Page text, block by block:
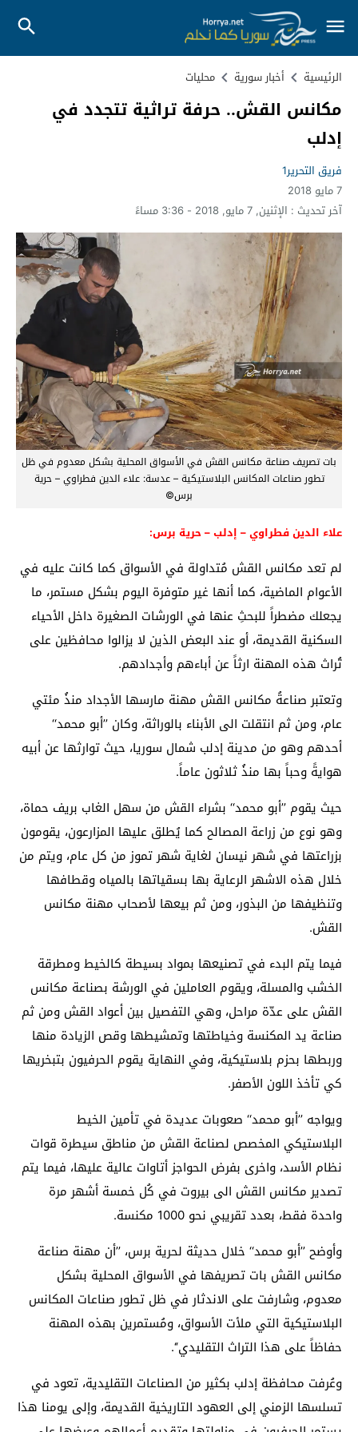
الرئيسية أخبار سورية محليات
مكانس القش.. حرفة تراثية تتجدد في
إدلب
فريق التحرير1
7 مايو 2018
آخر تحديث : الإثنين, 7 مايو, 2018 - 3:36 مساءً
بات تصريف صناعة مكانس القش في الأسواق المحلية بشكل معدوم في ظل
تطور صناعات المكانس البلاستيكية – عدسة: علاء الدين فطراوي – حرية
برس©
علاء الدين فطراوي – إدلب – حرية برس:
لم تعد مكانس القش مُتداولة في الأسواق كما كانت عليه في
الأعوام الماضية، كما أنها غير متوفرة اليوم بشكل مستمر، ما
يجعلك مضطراً للبحثِ عنها في الورشات الصغيرة داخل الأحياء
السكنية القديمة، أو عند البعض الذين لا يزالوا محافظين على
تُراث هذه المهنة ارثاً عن أباءهم وأجدادهم.
وتعتبر صناعةُ مكانس القش مهنة مارسها الأجداد منذُ مئتي
عام، ومن ثم انتقلت الى الأبناء بالوراثة، وكان ’’أبو محمد‘‘
أحدهم وهو من مدينة إدلب شمال سوريا، حيث توارثها عن أبيه
هوايةً وحباً بها منذُ ثلاثون عاماً.
حيث يقوم ’’أبو محمد‘‘ بشراء القش من سهل الغاب بريف حماة،
وهو نوع من زراعة المصالح كما يُطلق عليها المزارعون، يقومون
بزراعتها في شهر نيسان لغاية شهر تموز من كل عام، ويتم من
خلال هذه الاشهر الرعاية بها بسقياتها بالمياه وقطافها
وتنظيفها من البذور، ومن ثم بيعها لأصحاب مهنة مكانس
القش.
فيما يتم البدء في تصنيعها بمواد بسيطة كالخيط ومطرقة
الخشب والمسلة، ويقوم العاملين في الورشة بصناعة مكانس
القش على عدّة مراحل، وهي التفصيل بين أعواد القش ومن ثم
صناعة يد المكنسة وخياطتها وتمشيطها وقص الزيادة منها
وربطها بحزم بلاستيكية، وفي النهاية يقوم الحرفيون بتبخريها
كي تأخذ اللون الأصفر.
ويواجه ’’أبو محمد‘‘ صعوبات عديدة في تأمين الخيط
البلاستيكي المخصص لصناعة القش من مناطق سيطرة قوات
نظام الأسد، واخرى بفرض الحواجز أتاوات عالية عليها، فيما يتم
تصدير مكانس القش الى بيروت في كُل خمسة أشهر مرة
واحدة فقط، بعدد تقريبي نحو 1000 مكنسة.
وأوضح ’’أبو محمد‘‘ خلال حديثة لحرية برس، ’’أن مهنة صناعة
مكانس القش بات تصريفها في الأسواق المحلية بشكل
معدوم، وشارفت على الاندثار في ظل تطور صناعات المكانس
البلاستيكية التي ملأت الأسواق، ومُستمرين بهذه المهنة
حفاظاً على هذا التراث التقليدي‘‘.
وعُرفت محافظة إدلب بكثير من الصناعات التقليدية، تعود في
تسلسها الزمني إلى العهود التاريخية القديمة، وإلى يومنا هذا